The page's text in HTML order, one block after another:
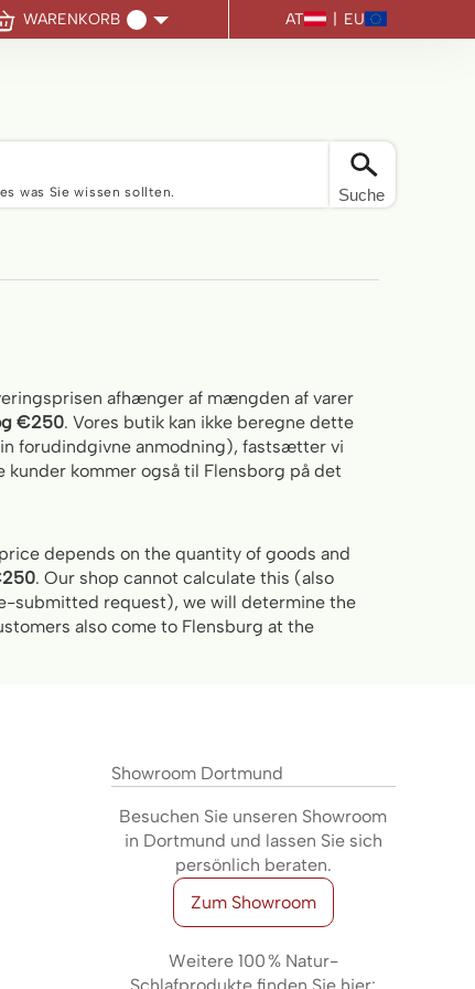
WARENKORB AT EU
was Sie wissen sollten. Suche
afhænger af mængden af varer
€250. Vores butik kan ikke beregne dette
forudindgivne anmodning), fastsætter vi
kommer også til Flensborg på det
depends on the quantity of goods and
. Our shop cannot calculate this (also
submitted request), we will determine the
also come to Flensburg at the
Showroom Dortmund
Besuchen Sie unseren Showroom
in Dortmund und lassen Sie sich
persönlich beraten.
Zum Showroom
Weitere 100 % Natur-
Schlafprodukte finden Sie hier: